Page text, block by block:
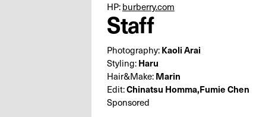
HP:burberry.com
Staff
Photography:Kaoli Arai
Styling:Haru
Hair&Make:Marin
Edit:Chinatsu Homma,Fumie Chen
Sponsored